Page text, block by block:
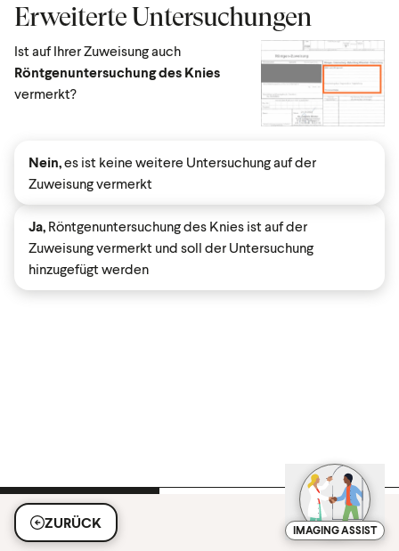
Erweiterte Untersuchungen
Ist auf Ihrer Zuweisung auch
Röntgenuntersuchung des Knies
vermerkt?
Nein,es ist keine weitere Untersuchung auf der
Zuweisung vermerkt
Ja, Röntgenuntersuchung des Knies ist auf der
Zuweisung vermerkt und soll der Untersuchung
hinzugefügt werden
ZURÜCK IMAGING ASSIST